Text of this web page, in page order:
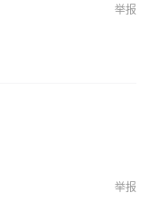
举报
举报